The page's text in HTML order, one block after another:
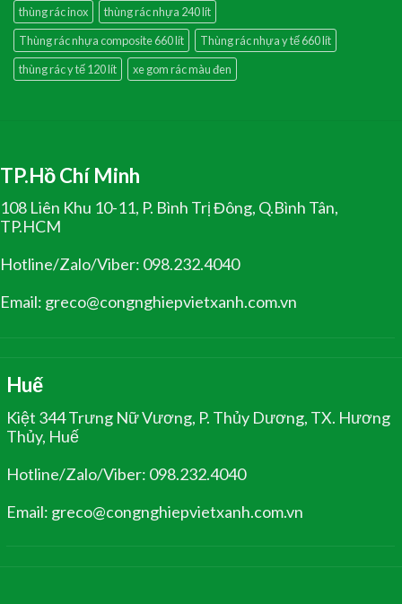
thùng rác inox
thùng rác nhựa 240 lít
Thùng rác nhựa composite 660 lít
Thùng rác nhựa y tế 660 lít
thùng rác y tế 120 lít
xe gom rác màu đen
TP.Hồ Chí Minh
108 Liên Khu 10-11, P. Bình Trị Đông, Q.Bình Tân,
TP.HCM
Hotline/Zalo/Viber: 098.232.4040
Email: greco@congnghiepvietxanh.com.vn
Huế
Kiệt 344 Trưng Nữ Vương, P. Thủy Dương, TX. Hương
Thủy, Huế
Hotline/Zalo/Viber: 098.232.4040
Email: greco@congnghiepvietxanh.com.vn